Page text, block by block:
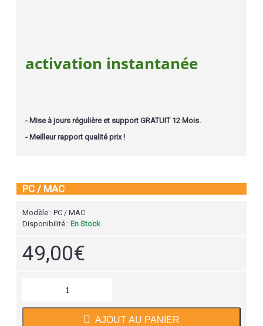
activation instantanée
- Mise à jours régulière et support GRATUIT 12 Mois.
- Meilleur rapport qualité prix !
PC / MAC
Modèle : PC / MAC
Disponibilité : En Stock
49,00€
AJOUT AU PANIER